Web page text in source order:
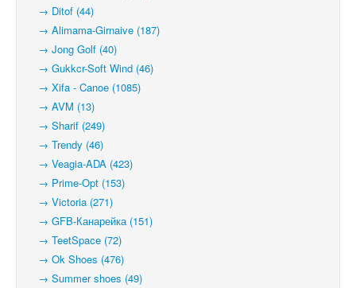
→ Ditof (44)
→ Alimama-Girnaive (187)
→ Jong Golf (40)
→ Gukkcr-Soft Wind (46)
→ Xifa - Canoe (1085)
→ AVM (13)
→ Sharif (249)
→ Trendy (46)
→ Veagia-ADA (423)
→ Prime-Opt (153)
→ Victoria (271)
→ GFB-Канарейка (151)
→ TeetSpace (72)
→ Ok Shoes (476)
→ Summer shoes (49)